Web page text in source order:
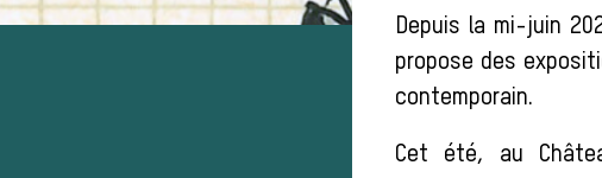
Depuis la mi-juin
propose des
contemporain.
Cet été, au